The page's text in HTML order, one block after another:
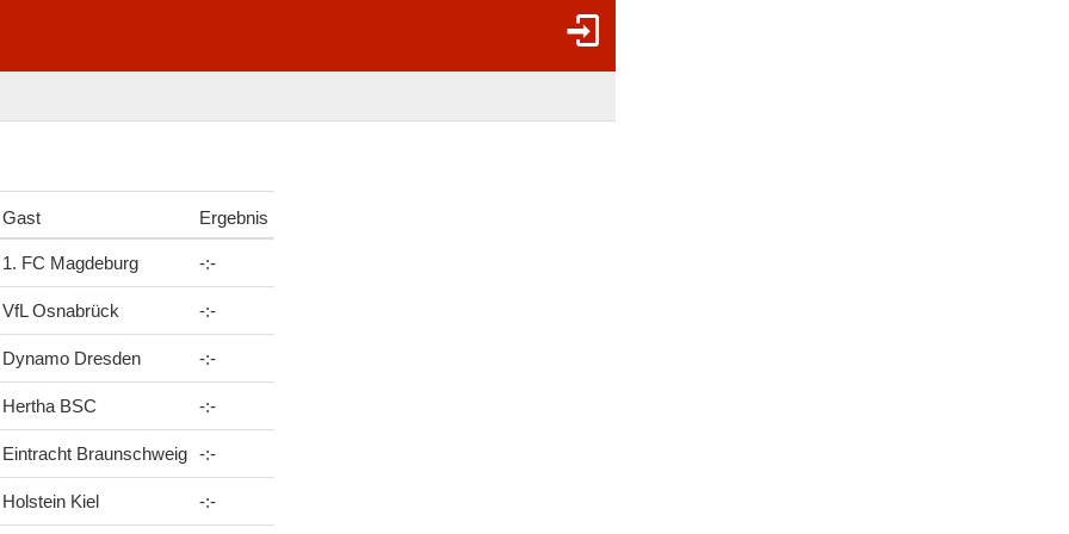
Gast Ergebnis
1. FC Magdeburg -:-
VfL Osnabrück -:-
Dynamo Dresden -:-
Hertha BSC -:-
Eintracht Braunschweig -:-
Holstein Kiel -:-